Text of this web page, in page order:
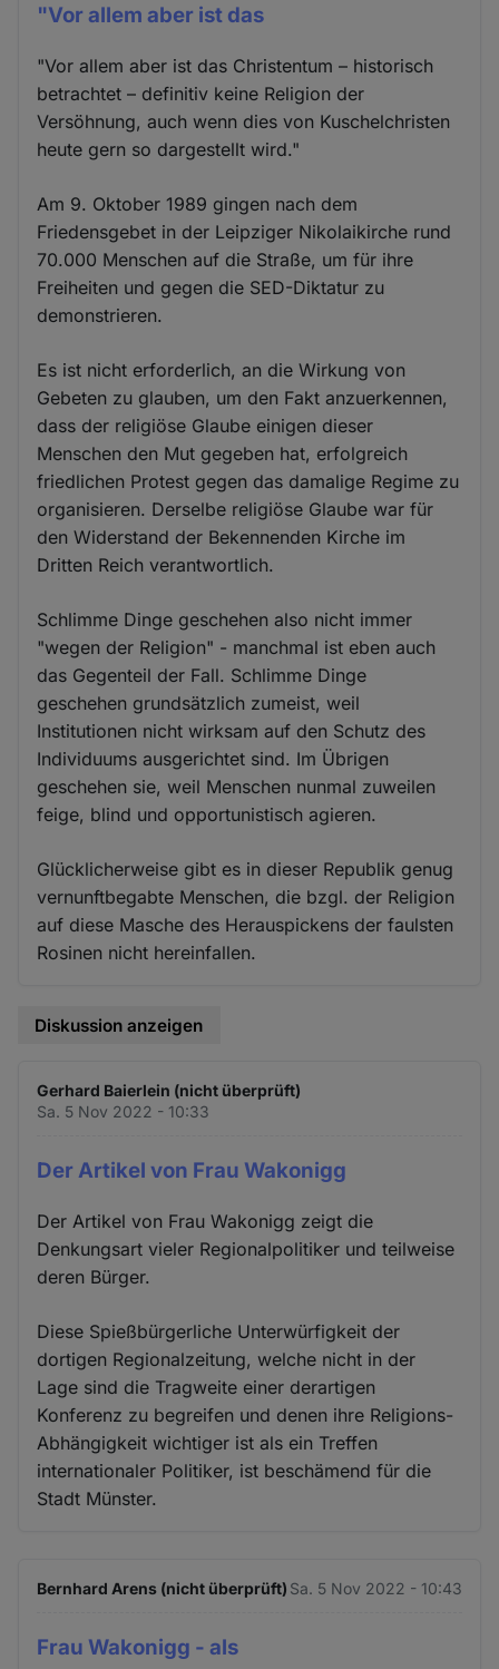
"Vor allem aber ist das
"Vor allem aber ist das Christentum – historisch
betrachtet – definitiv keine Religion der
Versöhnung, auch wenn dies von Kuschelchristen
heute gern so dargestellt wird."
Am 9. Oktober 1989 gingen nach dem
Friedensgebet in der Leipziger Nikolaikirche rund
70.000 Menschen auf die Straße, um für ihre
Freiheiten und gegen die SED-Diktatur zu
demonstrieren.
Es ist nicht erforderlich, an die Wirkung von
Gebeten zu glauben, um den Fakt anzuerkennen,
dass der religiöse Glaube einigen dieser
Menschen den Mut gegeben hat, erfolgreich
friedlichen Protest gegen das damalige Regime zu
organisieren. Derselbe religiöse Glaube war für
den Widerstand der Bekennenden Kirche im
Dritten Reich verantwortlich.
Schlimme Dinge geschehen also nicht immer
"wegen der Religion" - manchmal ist eben auch
das Gegenteil der Fall. Schlimme Dinge
geschehen grundsätzlich zumeist, weil
Institutionen nicht wirksam auf den Schutz des
Individuums ausgerichtet sind. Im Übrigen
geschehen sie, weil Menschen nunmal zuweilen
feige, blind und opportunistisch agieren.
Glücklicherweise gibt es in dieser Republik genug
vernunftbegabte Menschen, die bzgl. der Religion
auf diese Masche des Herauspickens der faulsten
Rosinen nicht hereinfallen.
Diskussion anzeigen
Gerhard Baierlein (nicht überprüft)
Sa. 5 Nov 2022 - 10:33
Der Artikel von Frau Wakonigg
Der Artikel von Frau Wakonigg zeigt die
Denkungsart vieler Regionalpolitiker und teilweise
deren Bürger.
Diese Spießbürgerliche Unterwürfigkeit der
dortigen Regionalzeitung, welche nicht in der
Lage sind die Tragweite einer derartigen
Konferenz zu begreifen und denen ihre Religions-
Abhängigkeit wichtiger ist als ein Treffen
internationaler Politiker, ist beschämend für die
Stadt Münster.
Bernhard Arens (nicht überprüft) Sa. 5 Nov 2022 - 10:43
Frau Wakonigg - als